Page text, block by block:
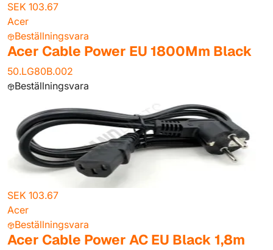
SEK 103.67
Acer
Beställningsvara
Acer Cable Power EU 1800Mm Black
50.LG80B.002
Beställningsvara
SEK 103.67
Acer
Beställningsvara
Acer Cable Power AC EU Black 1,8m